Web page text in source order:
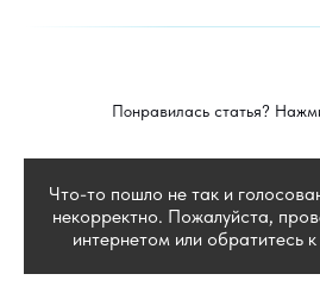
Понравилась статья?
Что-то пошло не так и
некорректно. Пожалуйста,
интернетом или обратитесь